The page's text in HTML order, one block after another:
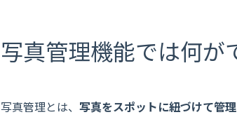
写真管理機能では何が
写真管理とは、 写真をスポットに紐づけて管